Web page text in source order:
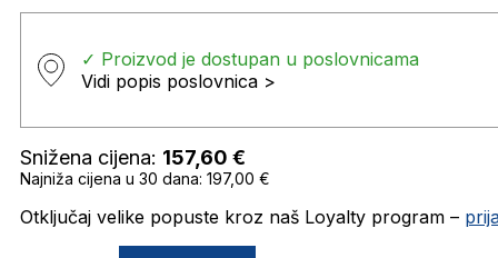
✓ Proizvod je dostupan u poslovnicama
Vidi popis poslovnica >
Snižena cijena: 157,60 €
Najniža cijena u 30 dana: 197,00 €
Otključaj velike popuste kroz naš Loyalty program –